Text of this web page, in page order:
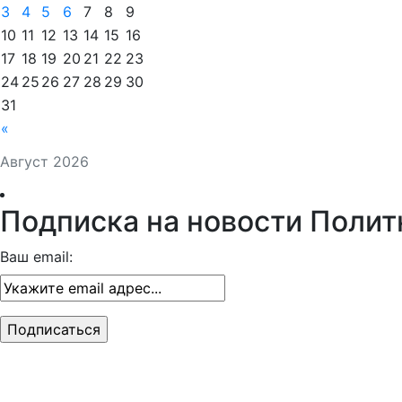
Август 2026
«
3
4 5 6 7 8
9
10 11 12 13 14 15 16
17 18 19 20 21 22 23
24 25 26 27 28 29 30
31
Подписка на новости
Ваш email: